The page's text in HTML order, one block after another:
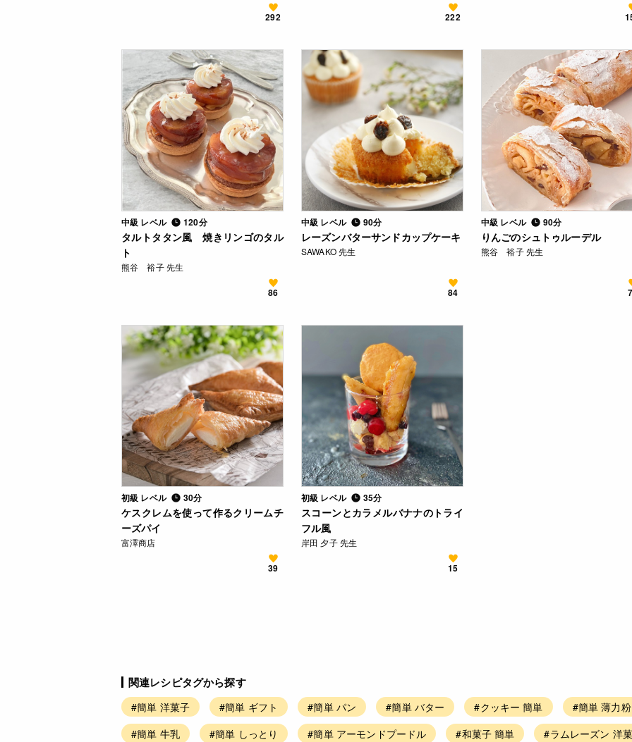
292 222
中級 レベル 120分
タルトタタン風 焼きリンゴのタル
ト
熊谷 裕子 先生
86
中級 レベル 90分
レーズンバターサンドカップケーキ
SAWAKO 先生
84
中級 レベル 90分
りんごのシュトゥルーデル
熊谷 裕子 先生
初級 レベル 30分
ケスクレムを使って作るクリームチ
ーズパイ
富澤商店
39
初級 レベル 35分
スコーンとカラメルバナナのトライ
フル風
岸田 夕子 先生
15
関連レシピタグから探す
#簡単 洋菓子 #簡単 ギフト #簡単 パン #簡単 バター #クッキー 簡単
#簡単 薄力粉
#簡単 牛乳
#簡単 しっとり #簡単 アーモンドプードル #和菓子 簡単
#ラムレーズン 洋